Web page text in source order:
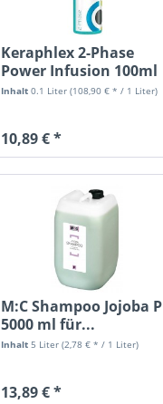
Keraphlex 2-Phase
Power Infusion 100ml
Inhalt0.1 Liter(108,90 € * / 1 Liter)
10,89 € *
M:C Shampoo Jojoba P
5000 ml für...
Inhalt5 Liter(2,78 € * / 1 Liter)
13,89 € *